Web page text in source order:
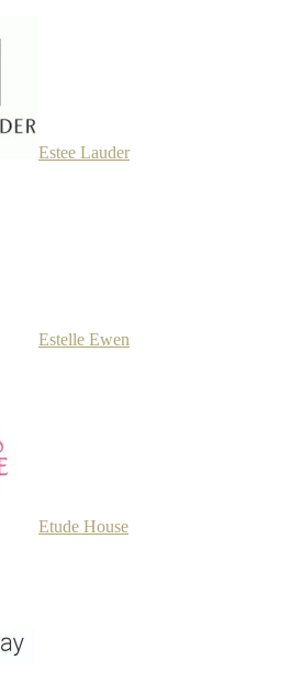
Estee Lauder
Estelle Ewen
Etude House